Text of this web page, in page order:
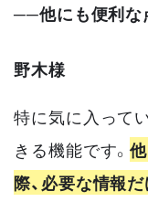
──他にも便利な
野木様
特に気に入って
きる機能です。
際、必要な情報